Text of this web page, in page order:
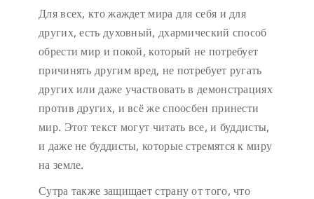
Для всех, кто жаждет мира для себя и для
других, есть духовный, дхармический способ
обрести мир и покой, который не потребует
причинять другим вред, не потребует ругать
других или даже участвовать в демонстрациях
против других, и всё же споосбен принести
мир. Этот текст могут читать все, и буддисты,
и даже не буддисты, которые стремятся к миру
на земле.
Сутра также защищает страну от того, что